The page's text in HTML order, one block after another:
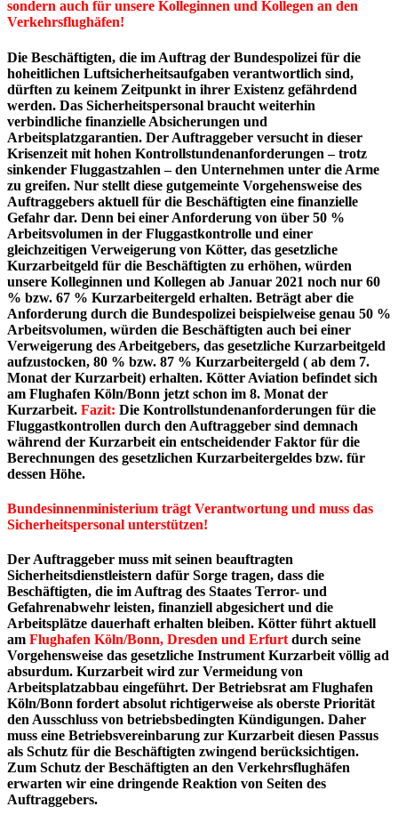
sondern auch für unsere Kolleginnen und Kollegen an den
Verkehrsflughäfen!
Die Beschäftigten, die im Auftrag der Bundespolizei für die
hoheitlichen Luftsicherheitsaufgaben verantwortlich sind,
dürften zu keinem Zeitpunkt in ihrer Existenz gefährdend
werden. Das Sicherheitspersonal braucht weiterhin
verbindliche finanzielle Absicherungen und
Arbeitsplatzgarantien. Der Auftraggeber versucht in dieser
Krisenzeit mit hohen Kontrollstundenanforderungen – trotz
sinkender Fluggastzahlen – den Unternehmen unter die Arme
zu greifen. Nur stellt diese gutgemeinte Vorgehensweise des
Auftraggebers aktuell für die Beschäftigten eine finanzielle
Gefahr dar. Denn bei einer Anforderung von über 50 %
Arbeitsvolumen in der Fluggastkontrolle und einer
gleichzeitigen Verweigerung von Kötter, das gesetzliche
Kurzarbeitgeld für die Beschäftigten zu erhöhen, würden
unsere Kolleginnen und Kollegen ab Januar 2021 noch nur 60
% bzw. 67 % Kurzarbeitergeld erhalten. Beträgt aber die
Anforderung durch die Bundespolizei beispielweise genau 50 %
Arbeitsvolumen, würden die Beschäftigten auch bei einer
Verweigerung des Arbeitgebers, das gesetzliche Kurzarbeitgeld
aufzustocken, 80 % bzw. 87 % Kurzarbeitergeld ( ab dem 7.
Monat der Kurzarbeit) erhalten. Kötter Aviation befindet sich
am Flughafen Köln/Bonn jetzt schon im 8. Monat der
Kurzarbeit. Fazit: Die Kontrollstundenanforderungen für die
Fluggastkontrollen durch den Auftraggeber sind demnach
während der Kurzarbeit ein entscheidender Faktor für die
Berechnungen des gesetzlichen Kurzarbeitergeldes bzw. für
dessen Höhe.
Bundesinnenministerium trägt Verantwortung und muss das
Sicherheitspersonal unterstützen!
Der Auftraggeber muss mit seinen beauftragten
Sicherheitsdienstleistern dafür Sorge tragen, dass die
Beschäftigten, die im Auftrag des Staates Terror- und
Gefahrenabwehr leisten, finanziell abgesichert und die
Arbeitsplätze dauerhaft erhalten bleiben. Kötter führt aktuell
am Flughafen Köln/Bonn, Dresden und Erfurt durch seine
Vorgehensweise das gesetzliche Instrument Kurzarbeit völlig ad
absurdum. Kurzarbeit wird zur Vermeidung von
Arbeitsplatzabbau eingeführt. Der Betriebsrat am Flughafen
Köln/Bonn fordert absolut richtigerweise als oberste Priorität
den Ausschluss von betriebsbedingten Kündigungen. Daher
muss eine Betriebsvereinbarung zur Kurzarbeit diesen Passus
als Schutz für die Beschäftigten zwingend berücksichtigen.
Zum Schutz der Beschäftigten an den Verkehrsflughäfen
erwarten wir eine dringende Reaktion von Seiten des
Auftraggebers.